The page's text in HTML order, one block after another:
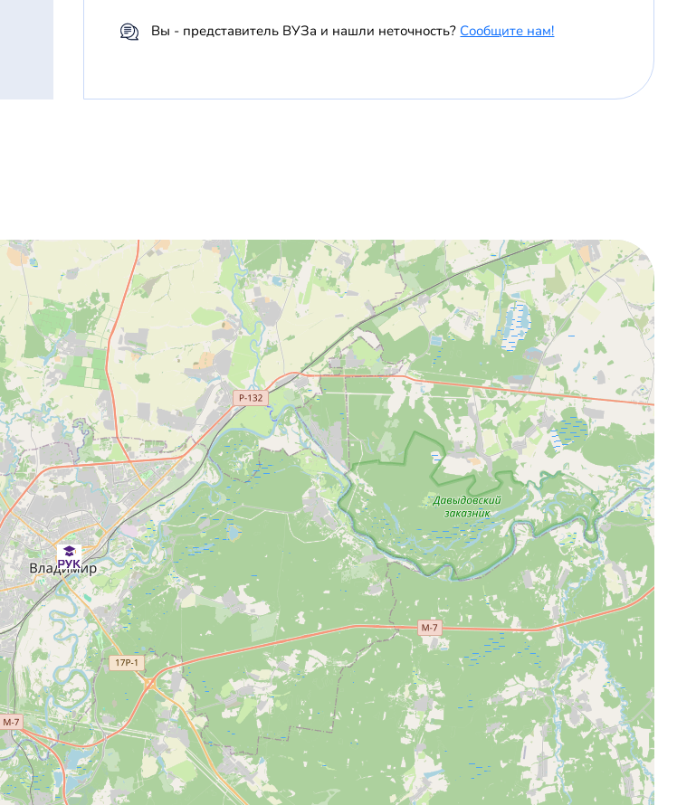
Вы - представитель ВУЗа и нашли неточность? Сообщите нам!